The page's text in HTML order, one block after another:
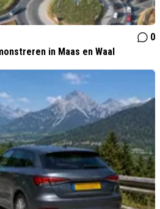
0
in Maas en Waal